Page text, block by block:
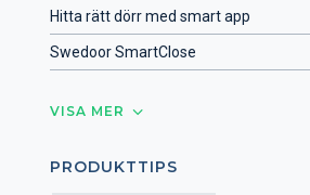
Hitta rätt dörr med smart app
Swedoor SmartClose
VISA MER
PRODUKTTIPS